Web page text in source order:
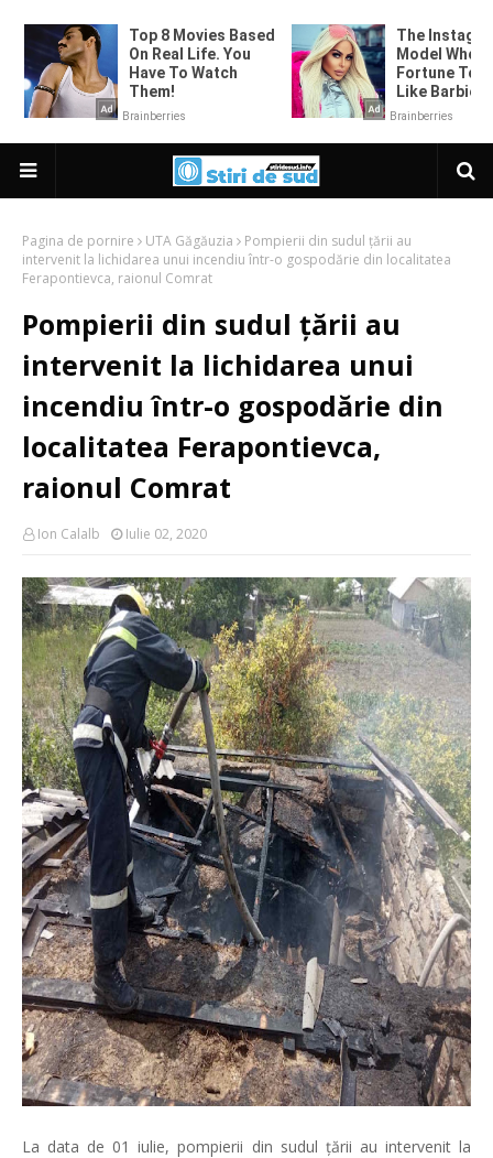
Pagina de pornire UTA Găgăuzia
Pompierii din sudul țării au
intervenit la lichidarea unui incendiu într-o gospodărie din localitatea
Ferapontievca, raionul Comrat
Pompierii din sudul țării au
intervenit la lichidarea unui
incendiu într-o gospodărie din
localitatea Ferapontievca,
raionul Comrat
Ion Calalb Iulie 02, 2020
La data de 01 iulie, pompierii din sudul țării au intervenit la